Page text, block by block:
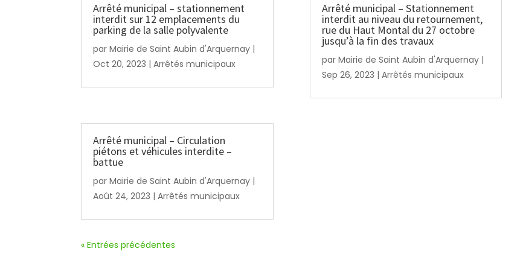
Arrêté municipal – stationnement
interdit sur 12 emplacements du
parking de la salle polyvalente
parMairie de Saint Aubin d'Arquernay |
Oct 20, 2023 |Arrêtés municipaux
Arrêté municipal – Circulation
piétons et véhicules interdite –
battue
parMairie de Saint Aubin d'Arquernay |
Août 24, 2023 |Arrêtés municipaux
Arrêté municipal – Stationnement
interdit au niveau du retournement,
rue du Haut Montal du 27 octobre
jusqu’à la fin des travaux
par Mairie de Saint Aubin d'Arquernay|
Sep 26, 2023 | Arrêtés municipaux
« Entrées précédentes